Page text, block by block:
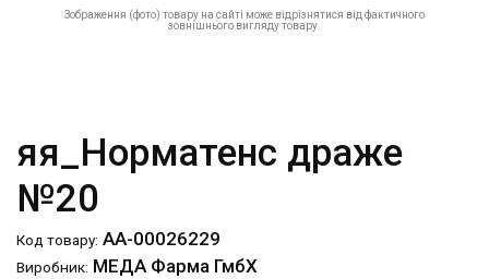
Зображення (фото) товару на сайті може відрізнятися від фактичного
зовнішнього вигляду товару.
яя_Норматенс драже
№20
Код товару: АА-00026229
Виробник: МЕДА Фарма ГмбХ